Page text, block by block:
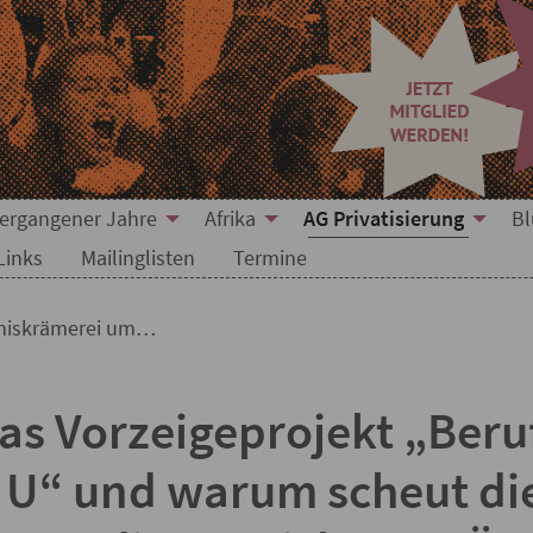
PPP-Projekte in
Jahre Afrika AG Privatisierung
Mailinglisten Termine
um…
Vorzeigeprojekt
und warum scheut